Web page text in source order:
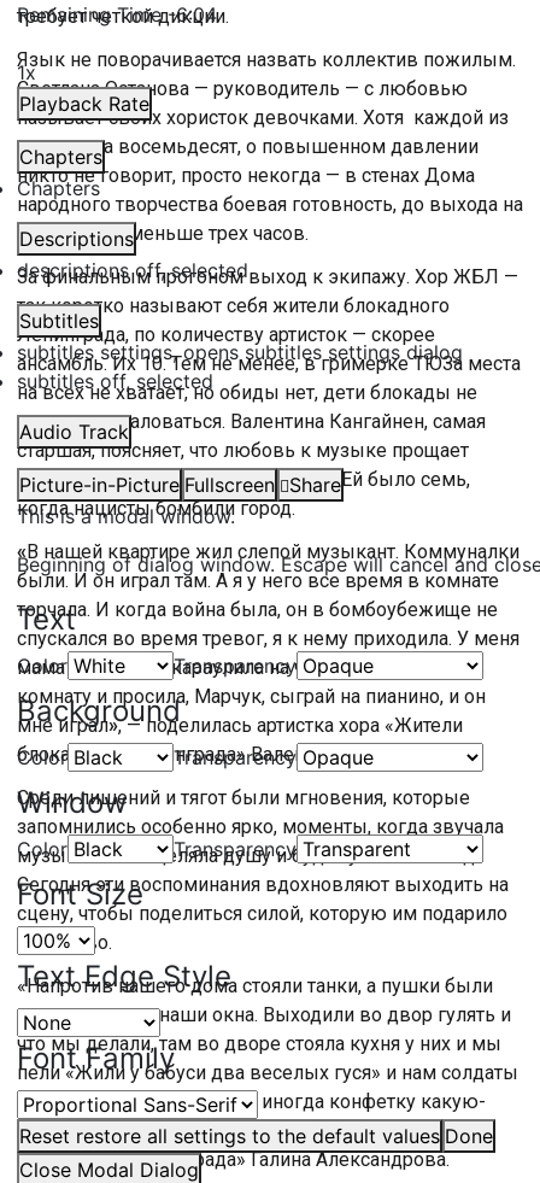
Remaining Time-6:04
1x
Playback Rate
Chapters
Chapters
Descriptions
descriptions off, selected
Subtitles
subtitles settings, opens subtitles settings dialog
subtitles off, selected
Audio Track
Picture-in-Picture Fullscreen
Share
This is a modal window.
Beginning of dialog window. Escape will cancel and
Text
Color Transparency
Background
Color Transparency
Window
Color Transparency
Font Size
Text Edge Style
Font Family
Reset restore all settings to the default values Done
Close Modal Dialog
требует четкой дикции.
Язык не поворачивается назвать коллектив пожилым.
Светлана Останова — руководитель — с любовью
называет своих хористок девочками. Хотя каждой из
них уже за восемьдесят, о повышенном давлении
никто не говорит, просто некогда — в стенах Дома
народного творчества боевая готовность, до выхода на
сцену ТЮЗа меньше трех часов.
За финальным прогоном выход к экипажу. Хор ЖБЛ —
так коротко называют себя жители блокадного
Ленинграда, по количеству артисток — скорее
ансамбль. Их 10. Тем не менее, в гримерке ТЮЗа места
на всех не хватает, но обиды нет, дети блокады не
привыкли жаловаться. Валентина Кангайнен, самая
старшая, поясняет, что любовь к музыке прощает
многое и помогает не держать зла. Ей было семь,
когда нацисты бомбили город.
«В нашей квартире жил слепой музыкант. Коммуналки
были. И он играл там. А я у него все время в комнате
торчала. И когда война была, он в бомбоубежище не
спускался во время тревог, я к нему приходила. У меня
мама зажигалки караулила на чердаке, а я к нему в
комнату и просила, Марчук, сыграй на пианино, и он
мне играл», — поделилась артистка хора «Жители
блокадного Ленинграда» Валентина Кангайнен.
Среди лишений и тягот были мгновения, которые
запомнились особенно ярко, моменты, когда звучала
музыка. Она исцеляла душу и будто утоляла голод.
Сегодня эти воспоминания вдохновляют выходить на
сцену, чтобы поделиться силой, которую им подарило
искусство.
«Напротив нашего дома стояли танки, а пушки были
направлены на наши окна. Выходили во двор гулять и
что мы делали, там во дворе стояла кухня у них и мы
пели «Жили у бабуси два веселых гуся» и нам солдаты
давали по кусочку хлеба и иногда конфетку какую-
нибудь», — рассказала участница хора «Жители
блокадного Ленинграда» Галина Александрова.